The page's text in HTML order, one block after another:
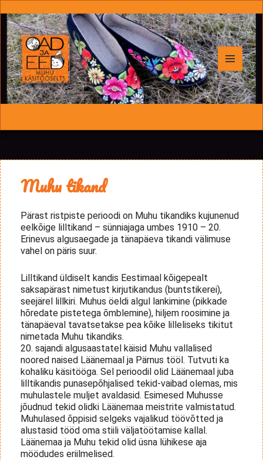
Oad ja Eed
MENÜÜ
JA
MOODULID
Muhu tikand
Pärast ristpiste perioodi on Muhu tikandiks kujunenud
eelkõige lilltikand – sünniajaga umbes 1910 – 20.
Erinevus algusaegade ja tänapäeva tikandi välimuse
vahel on päris suur.
Lilltikand üldiselt kandis Eestimaal kõigepealt
saksapärast nimetust kirjutikandus (buntstikerei),
seejärel lillkiri. Muhus öeldi algul lankimine (pikkade
hõredate pistetega õmblemine), hiljem roosimine ja
tänapäeval tavatsetakse pea kõike lilleliseks tikitut
nimetada Muhu tikandiks.
20. sajandi algusaastatel käisid Muhu vallalised
noored naised Läänemaal ja Pärnus tööl. Tutvuti ka
kohaliku käsitööga. Sel perioodil olid Läänemaal juba
lilltikandis punasepõhjalised tekid-vaibad olemas, mis
muhulastele muljet avaldasid. Esimesed Muhusse
jõudnud tekid olidki Läänemaa meistrite valmistatud.
Muhulased õppisid selgeks vajalikud töövõtted ja
alustasid tööd oma stiili väljatöötamise kallal.
Läänemaa ja Muhu tekid olid üsna lühikese aja
möödudes eriilmelised.